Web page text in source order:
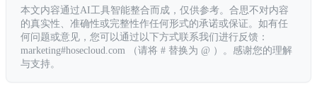
本文内容通过AI工具智能整合而成，仅供参考。合思不对内容
的真实性、准确性或完整性作任何形式的承诺或保证。如有任
何问题或意见，您可以通过以下方式联系我们进行反馈：
marketing#hosecloud.com （请将 # 替换为 @ ）。感谢您的理解
与支持。